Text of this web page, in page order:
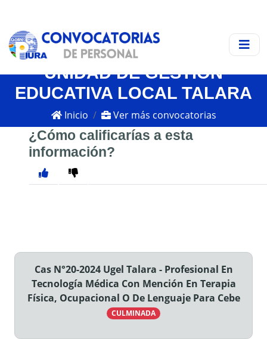
UNIDAD DE GESTIÓN
EDUCATIVA LOCAL TALARA
Inicio Ver más convocatorias
¿Cómo calificarías a esta
información?
Cas N°20-2024 Ugel Talara - Profesional En
Tecnología Médica Con Mención En Terapia
Física, Ocupacional O De Lenguaje Para Cebe
CULMINADA